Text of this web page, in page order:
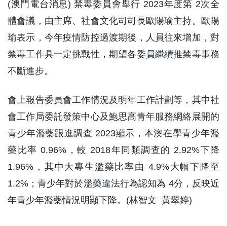
體會議，由主席、社會文化司司長歐陽瑜主持。歐陽
瑜表示，今年疫情防控過渡期後，人員往來增加，對
禁毒工作具一定挑戰性，期望各委員繼續推禁毒事務
不斷進步。
會工作局委託發策中心及鮑思高青年服務網絡展開的
青少年濫藥跟進調查 2023顯示，本澳在學青少年濫
藥比率 0.96%，較 2018年同類調查的 2.92%下降
1.96%，其中大專生濫藥比率由 4.9%大幅下降至
1.2%；青少年對於濫藥違法行為認知為 4分，反映近
年青少年濫藥情況明顯下降。(林智文 黃翠婷)